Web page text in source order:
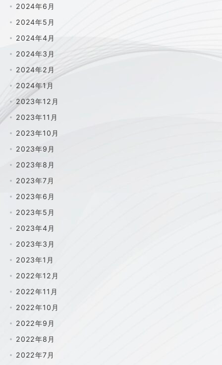
2024年6月
2024年5月
2024年4月
2024年3月
2024年2月
2024年1月
2023年12月
2023年11月
2023年10月
2023年9月
2023年8月
2023年7月
2023年6月
2023年5月
2023年4月
2023年3月
2023年1月
2022年12月
2022年11月
2022年10月
2022年9月
2022年8月
2022年7月